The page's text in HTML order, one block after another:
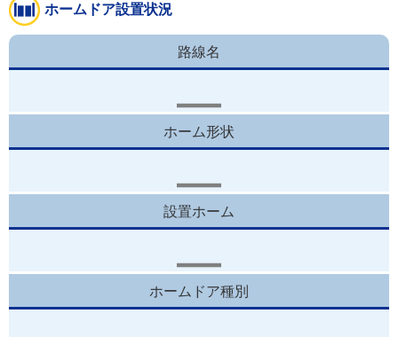
ホームドア設置状況
路線名
ホーム形状
設置ホーム
ホームドア種別